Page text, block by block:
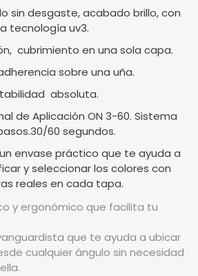
sin desgaste, acabado brillo, con
tecnología uv3.
cubrimiento en una sola capa.
sobre una uña.
absoluta.
de Aplicación ON 3-60. Sistema
60 segundos.
envase práctico que te ayuda a
y seleccionar los colores con
reales en cada tapa.
y ergonómico que facilita tu
que te ayuda a ubicar
cualquier ángulo sin necesidad